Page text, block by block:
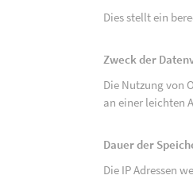
Dies stellt ein
Zweck der
Die Nutzung von
an einer leichten
Dauer der
Die IP Adressen